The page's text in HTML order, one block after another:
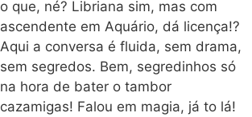
o que, né? Libriana sim, mas com
ascendente em Aquário, dá licença!?
Aqui a conversa é fluida, sem drama,
sem segredos. Bem, segredinhos só
na hora de bater o tambor
cazamigas! Falou em magia, já to lá!